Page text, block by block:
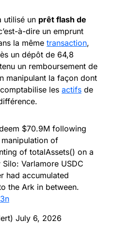
utilisé un prêt flash de
à-dire un emprunt
la même transaction,
un dépôt de 64,8
un remboursement de
manipulant la façon dont
les actifs de
$70.9M following
of
of totalAssets() on a
Varlamore USDC
had accumulated
the Ark in between.
July 6, 2026